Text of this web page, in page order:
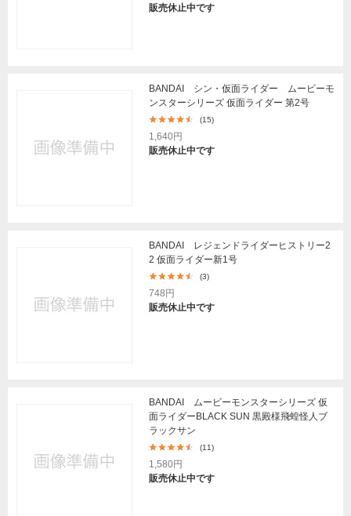
販売休止中です
BANDAI シン・仮面ライダー ムービーモ
ンスターシリーズ 仮面ライダー 第2号
(15)
1,640円
販売休止中です
BANDAI レジェンドライダーヒストリー2
2 仮面ライダー新1号
(3)
748円
販売休止中です
BANDAI ムービーモンスターシリーズ 仮
面ライダーBLACK SUN 黒殿様飛蝗怪人ブ
ラックサン
(11)
1,580円
販売休止中です